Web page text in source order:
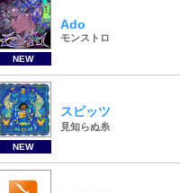
NEW
Ado
モンストロ
NEW
スピッツ
見知らぬ糸